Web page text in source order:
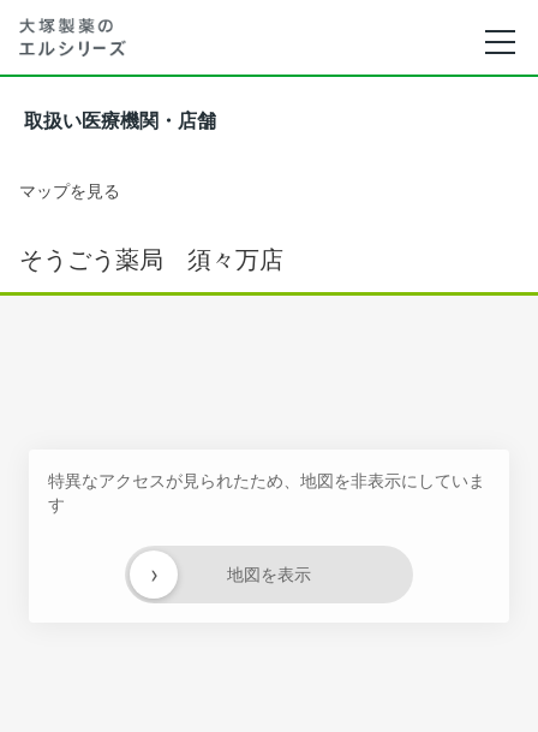
取扱い医療機関・店舗
マップを見る
そうごう薬局 須々万店
特異なアクセスが見られたため、地図を非表示にしていま
す
地図を表示
›